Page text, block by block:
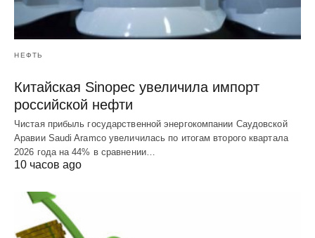
НЕФТЬ
Китайская Sinopec увеличила импорт
российской нефти
Чистая прибыль государственной энергокомпании Саудовской
Аравии Saudi Aramco увеличилась по итогам второго квартала
2026 года на 44% в сравнении…
10 часов ago